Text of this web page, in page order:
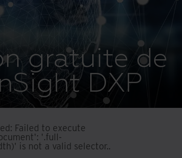
gratuite de
DXP
Failed to execute
'.full-
is not a valid selector..